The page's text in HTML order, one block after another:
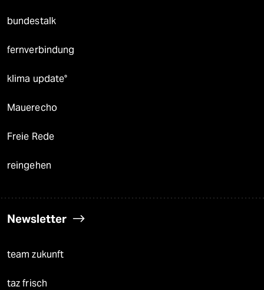
bundestalk
fernverbindung
klima update°
Mauerecho
Freie Rede
reingehen
Newsletter
team zukunft
taz frisch